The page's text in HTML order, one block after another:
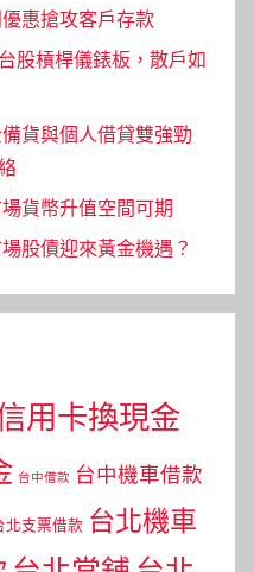
惠搶攻客戶存款
股槓桿儀錶板，散戶如
貨與個人借貸雙強勁
貨幣升值空間可期
股債迎來黃金機遇？
用卡換現金
台中借款 台中機車借款
北支票借款 台北機車